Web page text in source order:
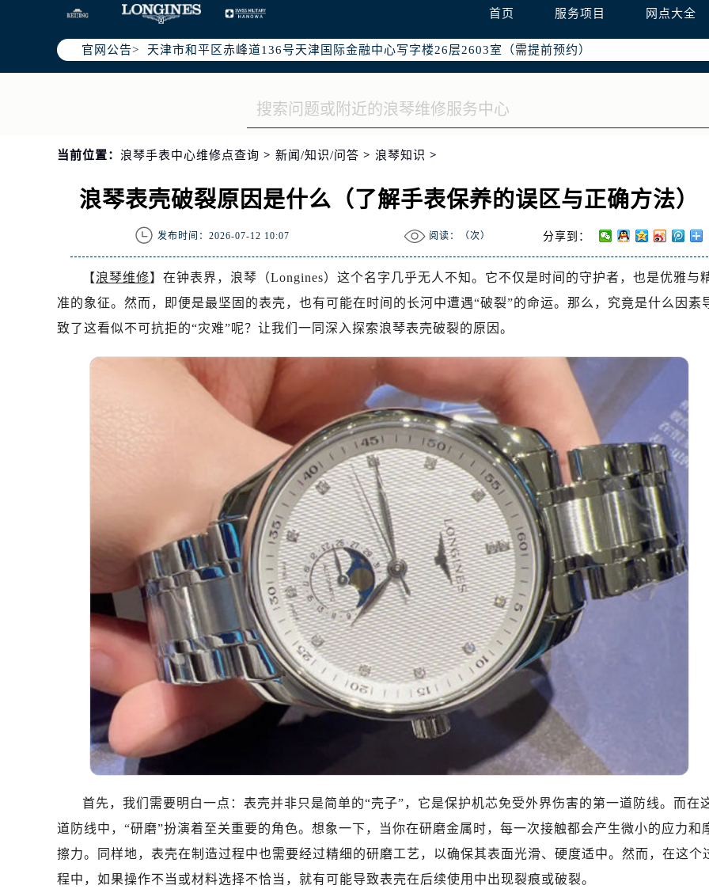
首页 服务项目 网点大全
官网公告>
北京市东城区东长安街1号东方广场写字楼W3座6层602室（需提前预约）
北京市朝阳区建国门外大街甲6号华熙国际中心写字楼D座11层1102室（需提前预约）
天津市和平区赤峰道136号天津国际金融中心写字楼26层2603室（需提前预约）
上海市徐汇区虹桥路3号港汇中心写字楼2座37层3705室（需提前预约）
南京市秦淮区中山南路1号（新街口）南京中心写字楼22层C1-1室（需提前预约）
徐州市鼓楼区淮海东路29号苏宁广场IFC国际金融中心写字楼35层3508室（需提前预约）
盐城市盐都区世纪大道5号盐城金融城写字楼1号楼16层1604室（需提前预约）
泰州市海陵区永定东路399号置地商务中心东塔写字楼（华润万象城）17层1706室（需提前预约）
杭州市上城区钱江路1366号华润大厦写字楼A座5层503-5室（需提前预约）
金华市金东区东市南街777号金华万达广场写字楼4号楼22层2209室（需提前预约）
嘉兴市南湖区广益路705号嘉兴世界贸易中心写字楼A座13层1304室（需提前预约）
南昌市红谷滩新区红谷中大道998号绿地双子塔（中央广场）A1座办公楼14层07室（需提前预约）
济南市历下区经十路11111号华润中心写字楼（万象城）15层1508室（需提前预约）
广州市天河区天河路230号万菱汇国际中心写字楼A塔7层704室（需提前预约）
广州市越秀区环市东路371-375号世界贸易中心大厦南塔写字楼15层07室（需提前预约）
深圳市罗湖区深南东路5001号华润大厦写字楼17层1701室（需提前预约）
惠州市惠城区江北文昌一路7号华贸大厦写字楼1座30层05室（需提前预约）
厦门市思明区湖滨东路95号华润大厦写字楼B座11层1104室（需提前预约）
福州市鼓楼区五四路128-1号恒力城写字楼15层03室（需提前预约）
成都市锦江区人民东路6号SAC东原中心写字楼24层2406B室（需提前预约）
重庆市江北区观音桥步行街2号融恒时代广场写字楼9层902室（需提前预约）
长沙市芙蓉区定王台街道建湘路393号世茂环球金融中心写字楼（芙蓉广场）10层13室（需提前预约
郑州市二七区铭功路10号华润大厦写字楼29层2905室（需提前预约）
太原市迎泽区解放路15号亨得利名表服务中心（品牌授权店）3层整层（需提前预约）
沈阳市沈河区中街路137号亨得利名表服务中心（品牌授权店）1层整层（需提前预约）
沈阳市沈河区中街路83号亨得利名表服务中心（品牌授权店）1层整层（需提前预约）
乌鲁木齐市天山区红山路26号时代广场（CCMALL）C座17层17-B（需提前预约）
温州市鹿城区锦绣路1067号置信广场10层1015室（需提前预约）
哈尔滨市道里区友谊西路600号富力中心T2座写字楼29层03室（需提前预约）
大连市中山区人民路15号国际金融大厦7层G室（需提前预约）
东莞市东城街道鸿福东路1号民盈国贸中心T1写字楼9层907室（需提前预约）
无锡市梁溪区人民中路139号恒隆广场写字楼1座11层1104室（需提前预约）
南通市崇川区工农路57号圆融广场写字楼16层1603室（需提前预约）
苏州市苏州工业园区星港街199号苏州中心办公楼C座22层08室（需提前预约）
当前位置： 浪琴手表中心维修点查询 > 新闻/知识/问答 > 浪琴知识 >
浪琴表壳破裂原因是什么（了解手表保养的误区与正确方法）
发布时间：2026-07-12 10:07 阅读：（次） 分享到：
【浪琴维修】在钟表界，浪琴（Longines）这个名字几乎无人不知。它不仅是时间的守护者，也是优雅与
准的象征。然而，即便是最坚固的表壳，也有可能在时间的长河中遭遇“破裂”的命运。那么，究竟是什么因素
致了这看似不可抗拒的“灾难”呢？让我们一同深入探索浪琴表壳破裂的原因。
首先，我们需要明白一点：表壳并非只是简单的“壳子”，它是保护机芯免受外界伤害的第一道防线。而在
道防线中，“研磨”扮演着至关重要的角色。想象一下，当你在研磨金属时，每一次接触都会产生微小的应力和
擦力。同样地，表壳在制造过程中也需要经过精细的研磨工艺，以确保其表面光滑、硬度适中。然而，在这个
程中，如果操作不当或材料选择不恰当，就有可能导致表壳在后续使用中出现裂痕或破裂。